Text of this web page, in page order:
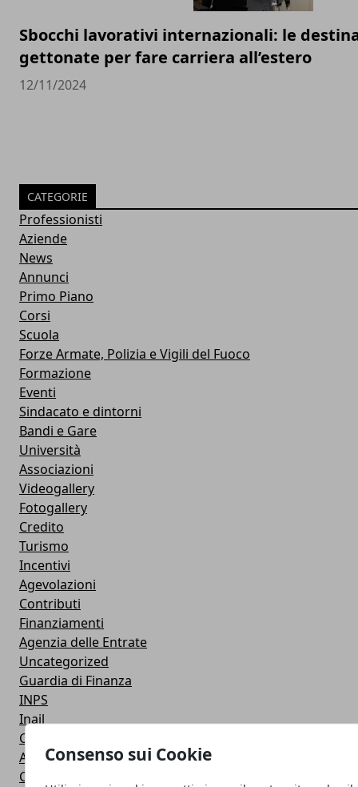
Consenso sui Cookie
Sbocchi lavorativi internazionali: le
gettonate per fare carriera all’estero
12/11/2024
CATEGORIE
Professionisti
Aziende
News
Annunci
Primo Piano
Corsi
Scuola
Forze Armate, Polizia e Vigili del Fuoco
Formazione
Eventi
Sindacato e dintorni
Bandi e Gare
Università
Associazioni
Videogallery
Fotogallery
Credito
Turismo
Incentivi
Agevolazioni
Contributi
Finanziamenti
Agenzia delle Entrate
Uncategorized
Guardia di Finanza
INPS
Inail
Concorsi
Aziende in vetrina
Casse di previdenza